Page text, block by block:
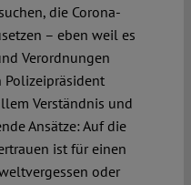
die Corona-
– eben weil es
Verordnungen
Polizeipräsident
Verständnis und
Ansätze: Auf die
ist für einen
oder